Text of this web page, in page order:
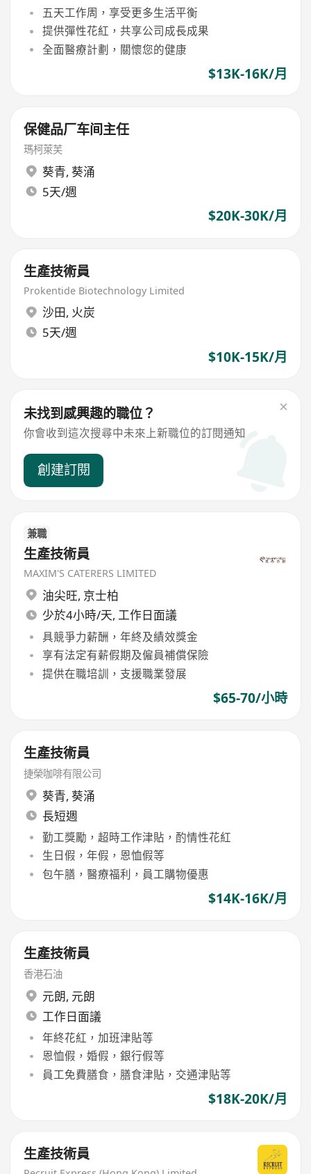
五天工作周，享受更多生活平衡
提供彈性花紅，共享公司成長成果
全面醫療計劃，關懷您的健康
$13K-16K/月
保健品厂车间主任
瑪柯萊芙
葵青, 葵涌
5天/週
$20K-30K/月
生產技術員
Prokentide Biotechnology Limited
沙田, 火炭
5天/週
$10K-15K/月
未找到感興趣的職位？
你會收到這次搜尋中未來上新職位的訂閱通知
創建訂閱
兼職
生產技術員
MAXIM'S CATERERS LIMITED
油尖旺, 京士柏
少於4小時/天, 工作日面議
具競爭力薪酬，年終及績效獎金
享有法定有薪假期及僱員補償保險
提供在職培訓，支援職業發展
$65-70/小時
生產技術員
捷榮咖啡有限公司
葵青, 葵涌
長短週
勤工獎勵，超時工作津貼，酌情性花紅
生日假，年假，恩恤假等
包午膳，醫療福利，員工購物優惠
$14K-16K/月
生產技術員
香港石油
元朗, 元朗
工作日面議
年終花紅，加班津貼等
恩恤假，婚假，銀行假等
員工免費膳食，膳食津貼，交通津貼等
$18K-20K/月
生產技術員